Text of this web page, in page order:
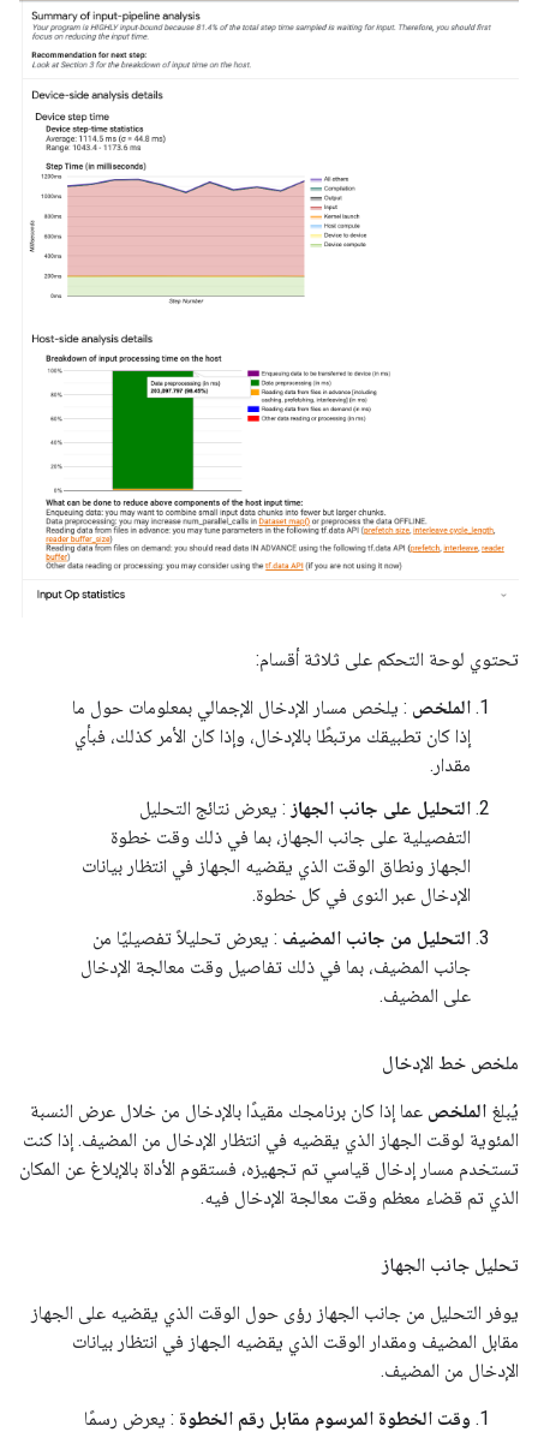
تحتوي لوحة التحكم على ثلاثة أقسام:
الملخص : يلخص مسار الإدخال الإجمالي بمعلومات حول ما
إذا كان تطبيقك مرتبطًا بالإدخال، وإذا كان الأمر كذلك، فبأي
مقدار.
التحليل على جانب الجهاز : يعرض نتائج التحليل
التفصيلية على جانب الجهاز، بما في ذلك وقت خطوة
الجهاز ونطاق الوقت الذي يقضيه الجهاز في انتظار بيانات
الإدخال عبر النوى في كل خطوة.
التحليل من جانب المضيف : يعرض تحليلاً تفصيليًا من
جانب المضيف، بما في ذلك تفاصيل وقت معالجة الإدخال
على المضيف.
ملخص خط الإدخال
يُبلغ الملخص عما إذا كان برنامجك مقيدًا بالإدخال من خلال عرض النسبة
المئوية لوقت الجهاز الذي يقضيه في انتظار الإدخال من المضيف. إذا كنت
تستخدم مسار إدخال قياسي تم تجهيزه، فستقوم الأداة بالإبلاغ عن المكان
الذي تم قضاء معظم وقت معالجة الإدخال فيه.
تحليل جانب الجهاز
يوفر التحليل من جانب الجهاز رؤى حول الوقت الذي يقضيه على الجهاز
مقابل المضيف ومقدار الوقت الذي يقضيه الجهاز في انتظار بيانات
الإدخال من المضيف.
وقت الخطوة المرسوم مقابل رقم الخطوة : يعرض رسمًا